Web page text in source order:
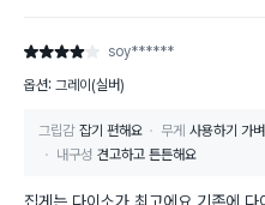
별점 4점 soy******
옵션: 그레이(실버)
그립감 잡기 편해요 무게 사용하기 가
내구성 견고하고 튼튼해요